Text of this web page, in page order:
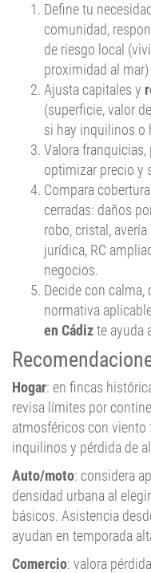
Define tu
comunidad,
de riesgo local
proximidad al
Ajusta capitales y
(superficie, valor
si hay inquilinos o
Valora
optimizar precio y
Compara
cerradas: daños
robo, cristal,
jurídica, RC
negocios.
Decide con
normativa
en Cádizte ayuda
Hogar: en fincas
revisa límites por
atmosféricos con viento
inquilinos y pérdida de
Auto/moto: considera
densidad urbana al
básicos. Asistencia
ayudan en temporada
Comercio: valora